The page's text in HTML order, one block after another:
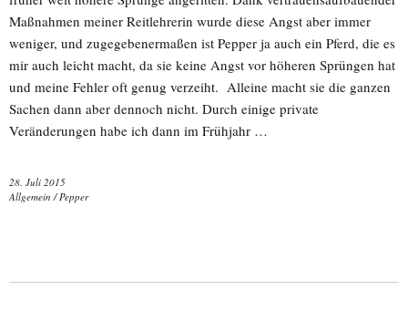
Maßnahmen meiner Reitlehrerin wurde diese Angst aber immer
weniger, und zugegebenermaßen ist Pepper ja auch ein Pferd, die es
mir auch leicht macht, da sie keine Angst vor höheren Sprüngen hat
und meine Fehler oft genug verzeiht. Alleine macht sie die ganzen
Sachen dann aber dennoch nicht. Durch einige private
Veränderungen habe ich dann im Frühjahr …
28. Juli 2015
Allgemein / Pepper